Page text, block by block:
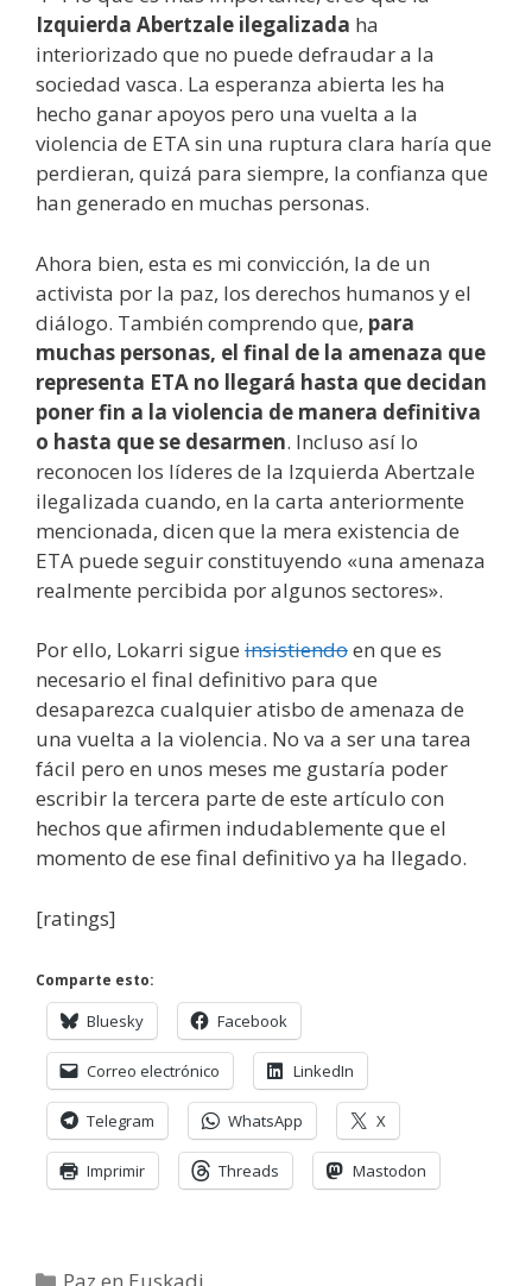
Izquierda Abertzale ilegalizada ha
interiorizado que no puede defraudar a la
sociedad vasca. La esperanza abierta les ha
hecho ganar apoyos pero una vuelta a la
violencia de ETA sin una ruptura clara haría que
perdieran, quizá para siempre, la confianza que
han generado en muchas personas.
Ahora bien, esta es mi convicción, la de un
activista por la paz, los derechos humanos y el
diálogo. También comprendo que, para
muchas personas, el final de la amenaza que
representa ETA no llegará hasta que decidan
poner fin a la violencia de manera definitiva
o hasta que se desarmen. Incluso así lo
reconocen los líderes de la Izquierda Abertzale
ilegalizada cuando, en la carta anteriormente
mencionada, dicen que la mera existencia de
ETA puede seguir constituyendo «una amenaza
realmente percibida por algunos sectores».
Por ello, Lokarri sigue insistiendoen que es
necesario el final definitivo para que
desaparezca cualquier atisbo de amenaza de
una vuelta a la violencia. No va a ser una tarea
fácil pero en unos meses me gustaría poder
escribir la tercera parte de este artículo con
hechos que afirmen indudablemente que el
momento de ese final definitivo ya ha llegado.
[ratings]
Comparte esto:
Bluesky Facebook
Correo electrónico LinkedIn
Telegram WhatsApp X
Imprimir Threads Mastodon
Categorías